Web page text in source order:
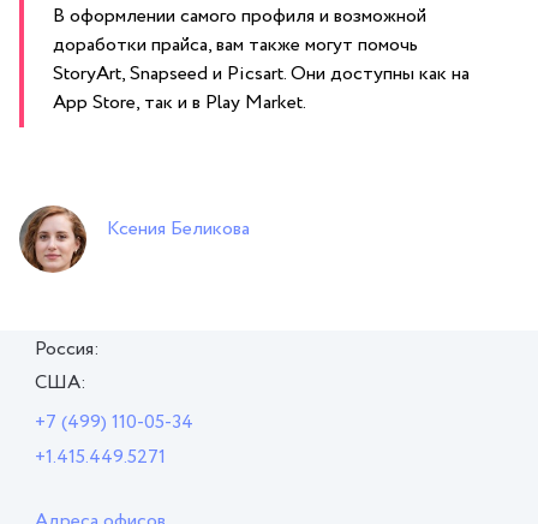
В оформлении самого профиля и возможной
доработки прайса, вам также могут помочь
StoryArt, Snapseed и Picsart. Они доступны как на
App Store, так и в Play Market.
Ксения Беликова
Россия:
США:
+7 (499) 110-05-34
+1.415.449.5271